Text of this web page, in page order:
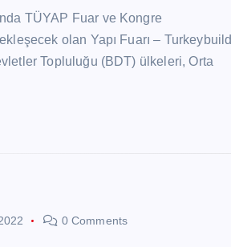
TÜYAP Fuar ve Kongre
olan Yapı Fuarı – Turkeybuild
Topluluğu (BDT) ülkeleri, Orta
0 Comments